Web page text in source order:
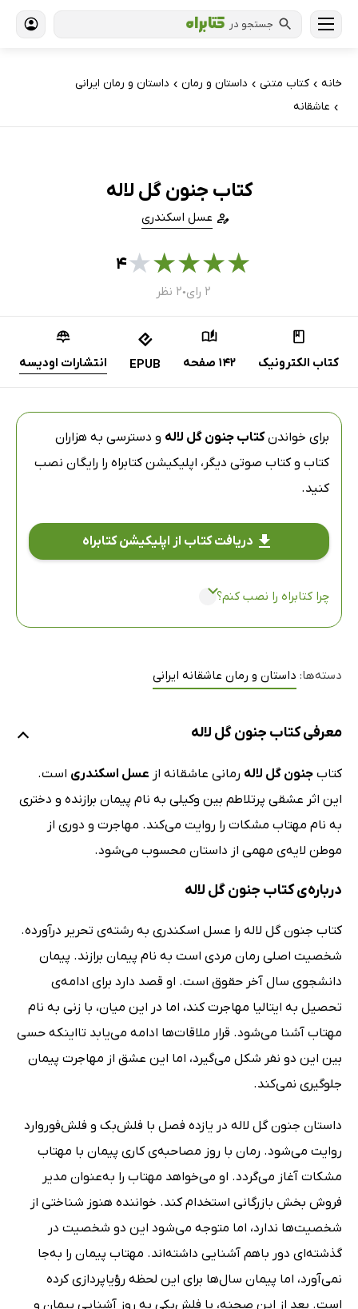
جستجو در
خانه › کتاب‌ متنی › داستان و رمان › داستان و رمان ایرانی
› عاشقانه
کتاب جنون گل لاله
عسل اسکندری
★
★
★
★
★۴
۲ رای ● ۲ نظر
کتاب الکترونیک 142 صفحه EPUB انتشارات اودیسه
برای خواندنکتاب جنون گل لاله و دسترسی به هزاران
کتاب و کتاب صوتی دیگر، اپلیکیشن کتابراه را رایگان نصب
کنید.
دریافت کتاب از اپلیکیشن کتابراه
چرا کتابراه را نصب کنم؟
دسته‌ها: داستان و رمان عاشقانه ایرانی
معرفی کتاب جنون گل لاله
کتاب جنون گل لاله رمانی عاشقانه از عسل اسکندری است.
این اثر عشقی پرتلاطم بین وکیلی به نام پیمان برازنده و دختری
به نام مهتاب مشکات را روایت می‌کند. مهاجرت و دوری از
موطن لایه‌ی مهمی از داستان محسوب می‌شود.
درباره‌ی کتاب جنون گل لاله
کتاب جنون گل لاله را عسل اسکندری به رشته‌ی تحریر درآورده.
شخصیت اصلی رمان مردی است به نام پیمان برازند. پیمان
دانشجوی سال آخر حقوق است. او قصد دارد برای ادامه‌ی
تحصیل به ایتالیا مهاجرت کند، اما در این میان، با زنی به نام
مهتاب آشنا می‌شود. قرار ملاقات‌ها ادامه می‌یابد تااینکه حسی
بین این دو نفر شکل می‌گیرد، اما این عشق از مهاجرت پیمان
جلوگیری نمی‌کند.
داستان جنون گل لاله در یازده فصل با فلش‌بک‌ و فلش‌فوروارد
روایت می‌شود. رمان با روز مصاحبه‌ی کاری پیمان با مهتاب
مشکات آغاز می‌گردد. او می‌خواهد مهتاب را به‌عنوان مدیر
فروش بخش بازرگانی استخدام کند. خواننده هنوز شناختی از
شخصیت‌ها ندارد، اما متوجه می‌شود این دو شخصیت در
گذشته‌ای دور باهم آشنایی داشته‌اند. مهتاب پیمان را به‌جا
نمی‌آورد، اما پیمان سال‌ها برای این لحظه رؤیاپردازی کرده
است. بعد از این صحنه، با فلش‌بکی به روز آشنایی پیمان و